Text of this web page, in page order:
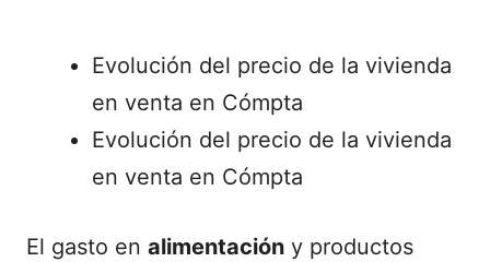
Evolución del precio de la vivienda
en venta en Cómpta
Evolución del precio de la vivienda
en venta en Cómpta
El gasto en alimentación y productos